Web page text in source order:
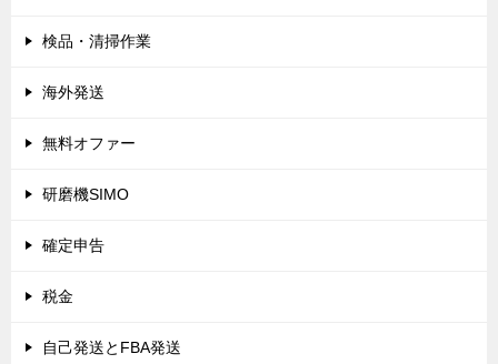
検品・清掃作業
海外発送
無料オファー
研磨機SIMO
確定申告
税金
自己発送とFBA発送